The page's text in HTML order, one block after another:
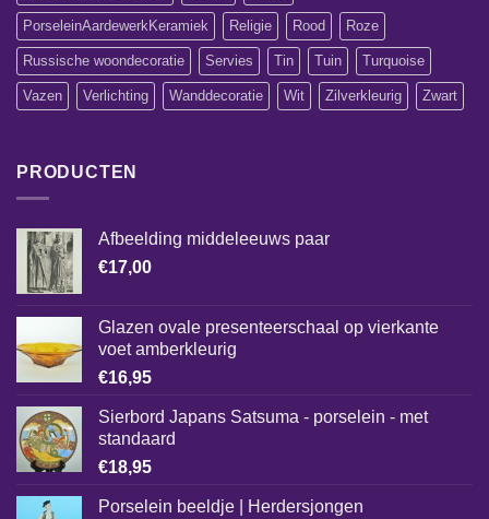
PorseleinAardewerkKeramiek Religie Rood Roze
Russische woondecoratie Servies Tin Tuin Turquoise
Vazen Verlichting Wanddecoratie Wit Zilverkleurig Zwart
PRODUCTEN
Afbeelding middeleeuws paar
€17,00
Glazen ovale presenteerschaal op vierkante
voet amberkleurig
€16,95
Sierbord Japans Satsuma - porselein - met
standaard
€18,95
Porselein beeldje | Herdersjongen